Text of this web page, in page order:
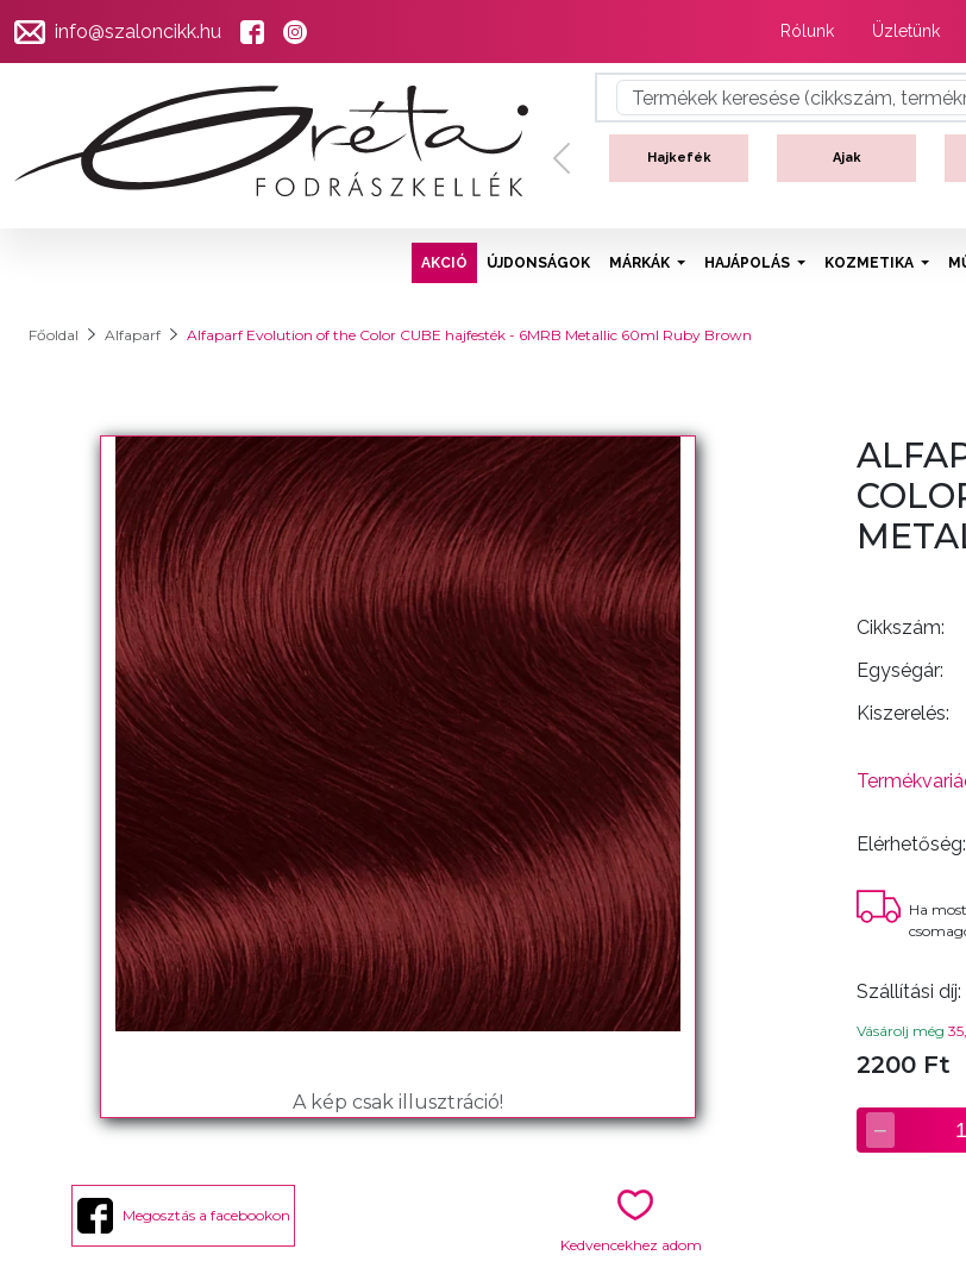
info@szaloncikk.hu Rólunk Üzletünk
Hajkefék Ajak
Previous
AKCIÓ ÚJDONSÁGOK MÁRKÁK HAJÁPOLÁS KOZMETIKA
Főoldal Alfaparf Alfaparf Evolution of the Color CUBE hajfesték - 6MRB Metallic 60ml Ruby Brown
A kép csak illusztráció!
Megosztás a facebookon
Kedvencekhez adom
Cikkszám:
Egységár:
Kiszerelés:
Elérhetőség:
Ha
Szállítási díj:
Vásárolj még
2200 Ft
− 1